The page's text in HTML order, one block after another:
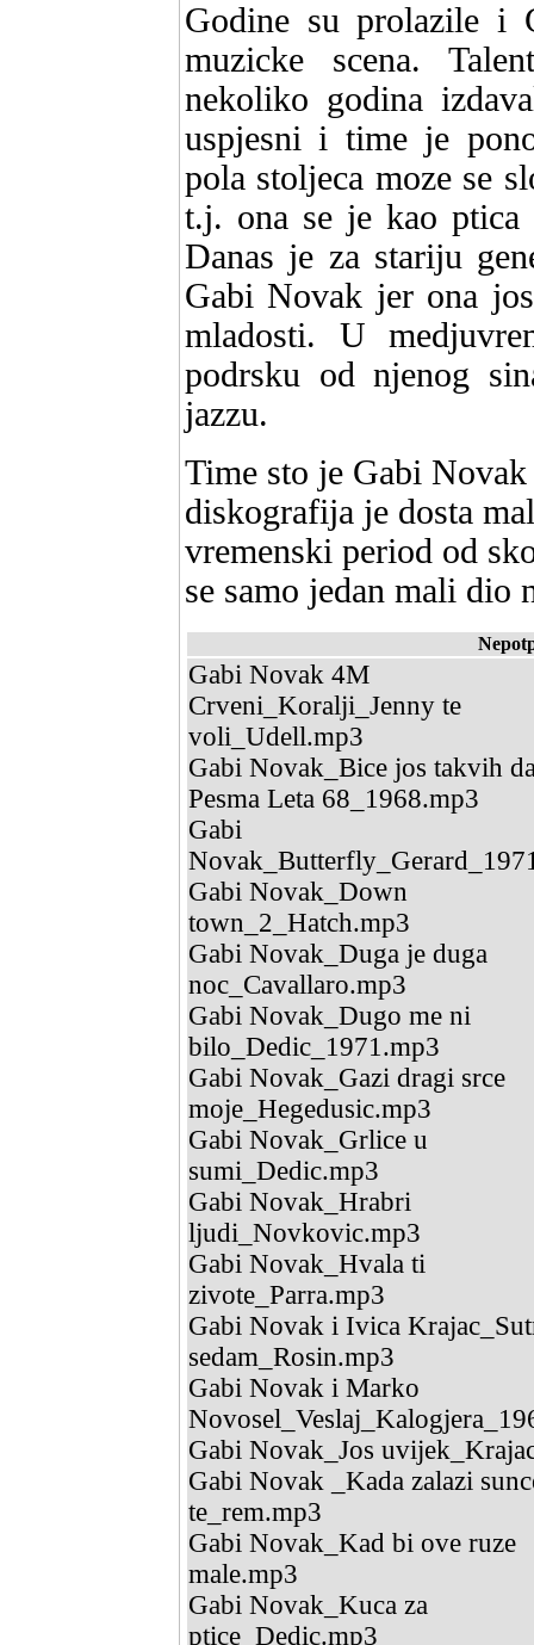
Godine su prolazile i
muzicke scena.
nekoliko godina
uspjesni i time je
pola stoljeca moze se
t.j. ona se je kao ptica
Danas je za stariju
Gabi Novak jer ona
mladosti. U
podrsku od njenog
jazzu.
Time sto je Gabi
diskografija je dosta
vremenski period od
se samo jedan mali dio
Gabi Novak 4M
Crveni_Koralji_Jenny te
voli_Udell.mp3
Gabi Novak_Bice jos takvih
Pesma Leta 68_1968.mp3
Gabi
Gabi Novak_Down
town_2_Hatch.mp3
Gabi Novak_Duga je duga
noc_Cavallaro.mp3
Gabi Novak_Dugo me ni
bilo_Dedic_1971.mp3
Gabi Novak_Gazi dragi srce
moje_Hegedusic.mp3
Gabi Novak_Grlice u
sumi_Dedic.mp3
Gabi Novak_Hrabri
ljudi_Novkovic.mp3
Gabi Novak_Hvala ti
zivote_Parra.mp3
Gabi Novak i Ivica
sedam_Rosin.mp3
Gabi Novak i Marko
Gabi Novak_Jos
Gabi Novak _Kada zalazi
te_rem.mp3
Gabi Novak_Kad bi ove ruze
male.mp3
Gabi Novak_Kuca za
ptice_Dedic.mp3